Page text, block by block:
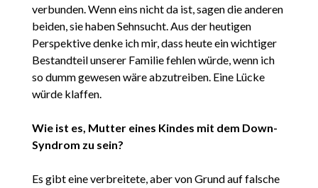
verbunden. Wenn eins nicht da ist, sagen die anderen
beiden, sie haben Sehnsucht. Aus der heutigen
Perspektive denke ich mir, dass heute ein wichtiger
Bestandteil unserer Familie fehlen würde, wenn ich
so dumm gewesen wäre abzutreiben. Eine Lücke
würde klaffen.
Wie ist es, Mutter eines Kindes mit dem Down-
Syndrom zu sein?
Es gibt eine verbreitete, aber von Grund auf falsche